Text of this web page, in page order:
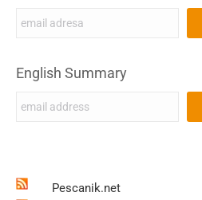
English Summary
Pescanik.net